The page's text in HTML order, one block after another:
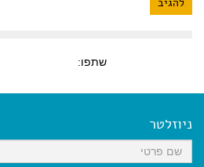
שתפו:
ניוזלטר